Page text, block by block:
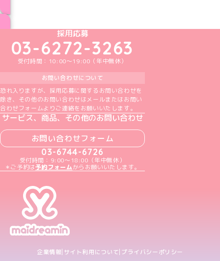
めいどりーみんTikTok公式アカウント
めいどりーみんX公式アカウント
めいどりーみんInstagram公式アカウント
めいどりーみんFacebook公式アカウン
めいどりーみんYouTube公式アカ
採用応募
03-6272-3263
受付時間：10:00～19:00（年中無休）
お問い合わせについて
恐れ入りますが、採用応募に関するお問い合わせを
除き、その他のお問い合わせはメールまたはお問い
合わせフォームよりご連絡をお願いいたします。
サービス、商品、その他のお問い合わせ
お問い合わせフォーム
03-6744-6726
受付時間：9:00～18:00（年中無休）
＊ご予約は予約フォームからお願いいたします。
企業情報 サイト利用について プライバシーポリシー